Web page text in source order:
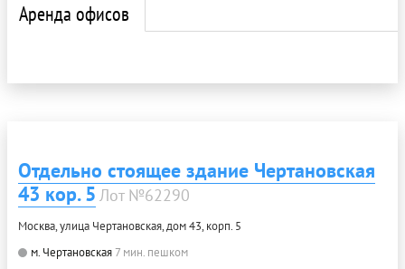
Аренда офисов
Отдельно стоящее здание Чертановская
43 кор. 5 Лот №62290
Москва, улица Чертановская, дом 43, корп. 5
м. Чертановская 7 мин. пешком